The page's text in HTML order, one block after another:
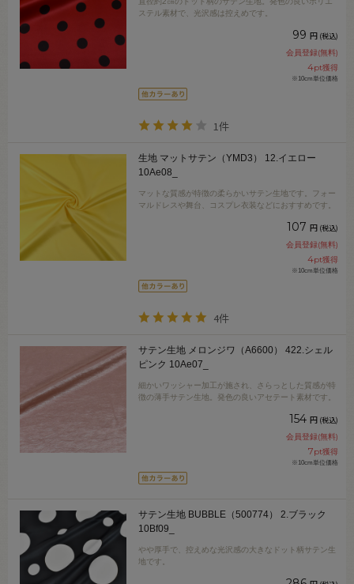
ステル素材で、光沢感は控えめです。
99 円 (税込)
会員登録(無料)
4pt獲得
※10cm単位価格
1件
生地 マットサテン（YMD3） 12.イエロー
10Ae08_
マットな質感が特徴の柔らかいサテン生地です。フォー
マルドレスや舞台、コスプレ衣装などにおすすめです。
107 円 (税込)
会員登録(無料)
4pt獲得
※10cm単位価格
4件
サテン生地 メロンジワ（A6600） 422.シェル
ピンク 10Ae07_
細かいワッシャー加工が施され、さらっとした質感が特
徴の薄手サテン生地。発色の良いアセテート素材です。
154 円 (税込)
会員登録(無料)
7pt獲得
※10cm単位価格
サテン生地 BUBBLE（500774） 2.ブラック
10Bf09_
やや厚手で、控えめな光沢感の大きなドット柄サテン生
地です。